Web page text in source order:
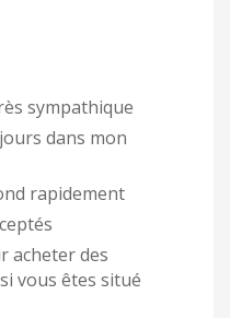
sympathique
dans mon
rapidement
acheter des
vous êtes situé